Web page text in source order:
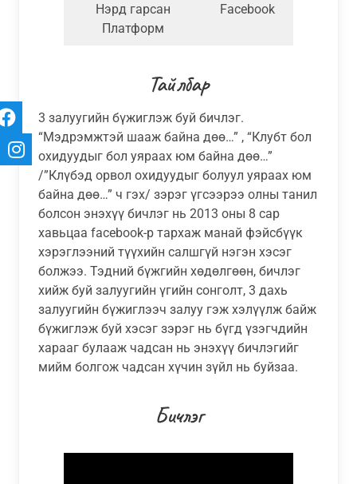
Нэрд гарсан
Платформ
Facebook
Тайлбар
3 залуугийн бүжиглэж буй бичлэг.
“Мэдрэмжтэй шааж байна дөө…” , “Клубт бол
охидуудыг бол уяраах юм байна дөө…”
/”Клүбэд орвол охидуудыг болуул уяраах юм
байна дөө…” ч гэх/ зэрэг үгсээрээ олны танил
болсон энэхүү бичлэг нь 2013 оны 8 сар
хавьцаа facebook-р тархаж манай фэйсбүүк
хэрэглээний түүхийн салшгүй нэгэн хэсэг
болжээ. Тэдний бүжгийн хөдөлгөөн, бичлэг
хийж буй залуугийн үгийн сонголт, 3 дахь
залуугийн бүжиглээч залуу гэж хэлүүлж байж
бүжиглэж буй хэсэг зэрэг нь бүгд үзэгчдийн
харааг булааж чадсан нь энэхүү бичлэгийг
мийм болгож чадсан хүчин зүйл нь буйзаа.
Бичлэг